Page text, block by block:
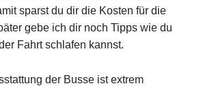
sparst du dir die Kosten für die
gebe ich dir noch Tipps wie du
Fahrt schlafen kannst.
der Busse ist extrem